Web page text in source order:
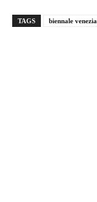
TAGS biennale venezia